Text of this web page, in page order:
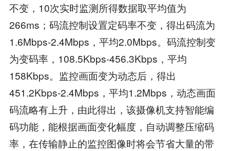
不变，10次实时监测所得数据取平均值为
266ms；码流控制设置定码率不变，得出码流为
1.6Mbps-2.4Mbps，平均2.0Mbps。码流控制变
为变码率，108.5Kbps-456.3Kbps，平均
158Kbps。监控画面变为动态后，得出
451.2Kbps-2.4Mbps，平均1.2Mbps，动态画面
码流略有上升，由此得出，该摄像机支持智能编
码功能，能根据画面变化幅度，自动调整压缩码
率，在传输静止的监控图像时将会节省大量的带